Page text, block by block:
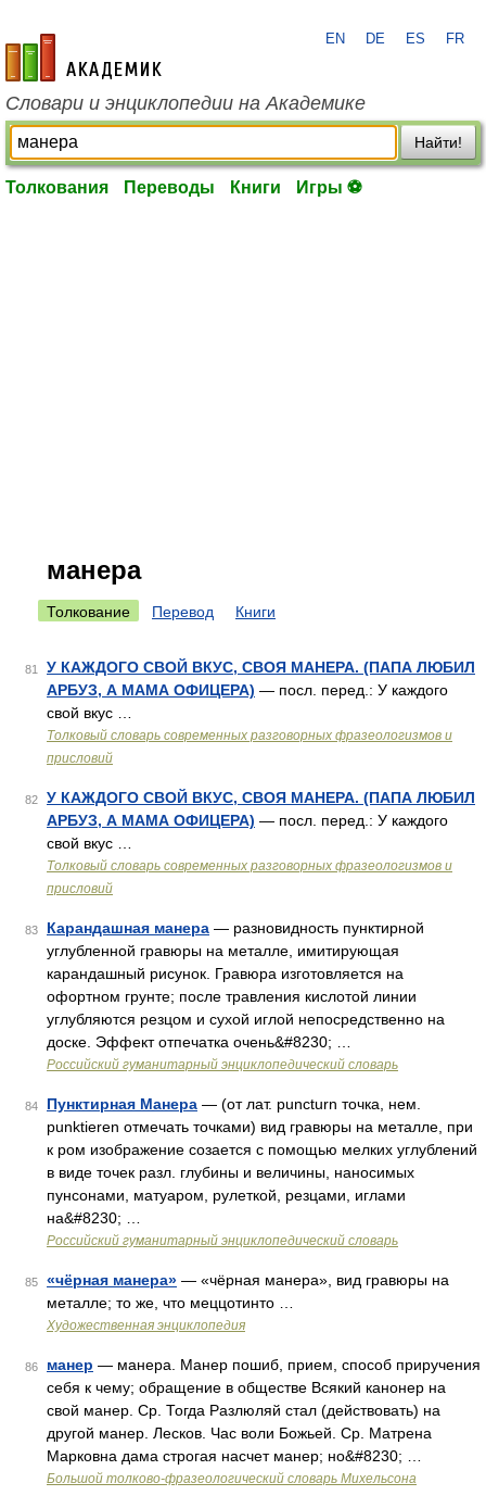
academic.ru
EN DE ES FR
Словари и энциклопедии на Академике
Найти!
Толкования Переводы Книги Игры ⚽
манера
Толкование Перевод Книги
81
У КАЖДОГО СВОЙ ВКУС, СВОЯ МАНЕРА. (ПАПА ЛЮБИЛ
АРБУЗ, А МАМА ОФИЦЕРА) — посл. перед.: У каждого
свой вкус …
Толковый словарь современных разговорных фразеологизмов и
присловий
82
У КАЖДОГО СВОЙ ВКУС, СВОЯ МАНЕРА. (ПАПА ЛЮБИЛ
АРБУЗ, А МАМА ОФИЦЕРА) — посл. перед.: У каждого
свой вкус …
Толковый словарь современных разговорных фразеологизмов и
присловий
83 Карандашная манера — разновидность пунктирной
углубленной гравюры на металле, имитирующая
карандашный рисунок. Гравюра изготовляется на
офортном грунте; после травления кислотой линии
углубляются резцом и сухой иглой непосредственно на
доске. Эффект отпечатка очень&#8230; …
Российский гуманитарный энциклопедический словарь
84 Пунктирная Манера — (от лат. puncturn точка, нем.
punktieren отмечать точками) вид гравюры на металле, при
к ром изображение созается с помощью мелких углублений
в виде точек разл. глубины и величины, наносимых
пунсонами, матуаром, рулеткой, резцами, иглами
на&#8230; …
Российский гуманитарный энциклопедический словарь
85 «чёрная манера» — «чёрная манера», вид гравюры на
металле; то же, что меццотинто …
Художественная энциклопедия
86 манер — манера. Манер пошиб, прием, способ приручения
себя к чему; обращение в обществе Всякий канонер на
свой манер. Ср. Тогда Разлюляй стал (действовать) на
другой манер. Лесков. Час воли Божьей. Ср. Матрена
Марковна дама строгая насчет манер; но&#8230; …
Большой толково-фразеологический словарь Михельсона